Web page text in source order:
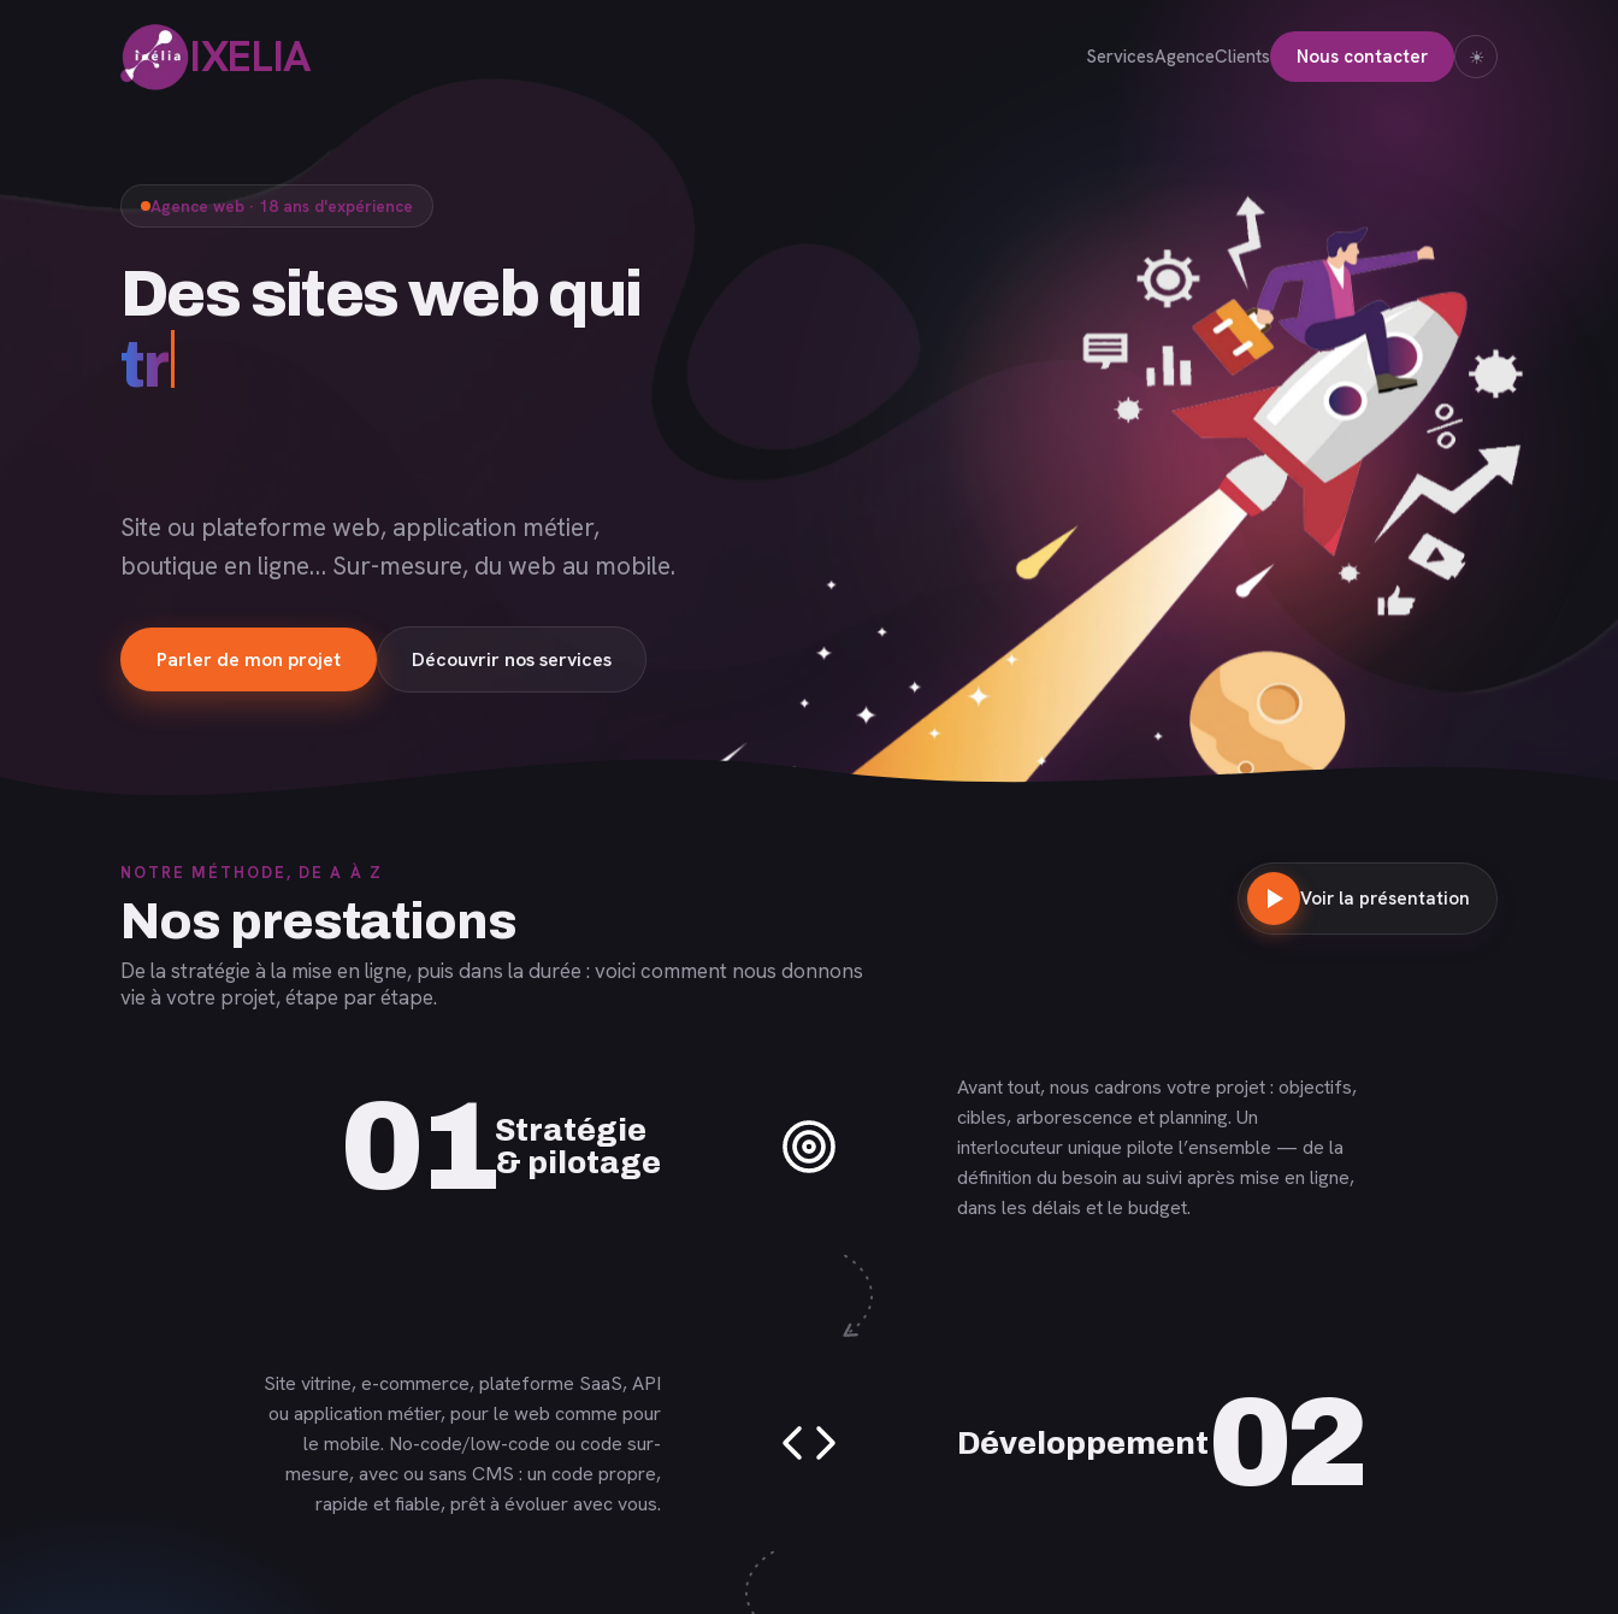
IXELIA ServicesAgenceClients Nous contacter ☀
Agence web · 18 ans d'expérience
Des sites
Site ou plateforme web, application métier,
boutique en ligne… Sur-mesure, du web au mobile.
Parler de mon projet Découvrir nos services
NOTRE MÉTHODE, DE A À Z
Nos prestations
De la stratégie à la mise en ligne, puis dans la durée : voici comment nous donnons
vie à votre projet, étape par étape.
Voir la présentation
01Stratégie
& pilotage
En savoir plus
Avant tout, nous cadrons votre projet : objectifs,
cibles, arborescence et planning. Un
interlocuteur unique pilote l’ensemble — de la
définition du besoin au suivi après mise en ligne,
dans les délais et le budget.
Site vitrine, e-commerce, plateforme SaaS, API
ou application métier, pour le web comme pour
le mobile. No-code/low-code ou code sur-
mesure, avec ou sans CMS : un code propre,
rapide et fiable, prêt à évoluer avec vous.
En savoir plus
Développement02